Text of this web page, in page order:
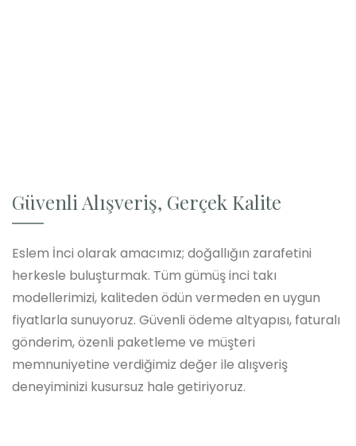
Güvenli Alışveriş, Gerçek Kalite
Eslem İnci olarak amacımız; doğallığın zarafetini
herkesle buluşturmak. Tüm gümüş inci takı
modellerimizi, kaliteden ödün vermeden en uygun
fiyatlarla sunuyoruz. Güvenli ödeme altyapısı, faturalı
gönderim, özenli paketleme ve müşteri
memnuniyetine verdiğimiz değer ile alışveriş
deneyiminizi kusursuz hale getiriyoruz.